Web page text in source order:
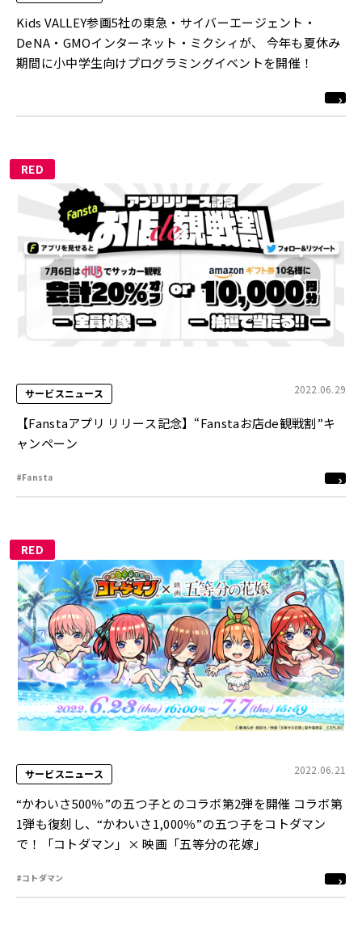
Kids VALLEY参画5社の東急・サイバーエージェント・
DeNA・GMOインターネット・ミクシィが、 今年も夏休み
期間に小中学生向けプログラミングイベントを開催！
RED
サービスニュース 2022.06.29
【Fanstaアプリ リリース記念】“Fanstaお店de観戦割”キ
ャンペーン
#Fansta
RED
サービスニュース 2022.06.21
“かわいさ500％”の五つ子とのコラボ第2弾を開催 コラボ第
1弾も復刻し、“かわいさ1,000％”の五つ子をコトダマン
で！「コトダマン」× 映画「五等分の花嫁」
#コトダマン